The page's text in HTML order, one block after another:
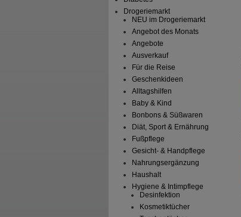
Drogeriemarkt
NEU im Drogeriemarkt
Angebot des Monats
Angebote
Ausverkauf
Für die Reise
Geschenkideen
Alltagshilfen
Baby & Kind
Bonbons & Süßwaren
Diät, Sport & Ernährung
Fußpflege
Gesicht- & Handpflege
Nahrungsergänzung
Haushalt
Hygiene & Intimpflege
Desinfektion
Kosmetiktücher